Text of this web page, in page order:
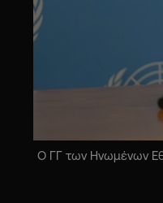
Ο ΓΓ των Ηνωμένων